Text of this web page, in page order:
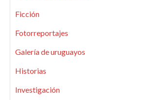
Ficción
Fotorreportajes
Galería de uruguayos
Historias
Investigación